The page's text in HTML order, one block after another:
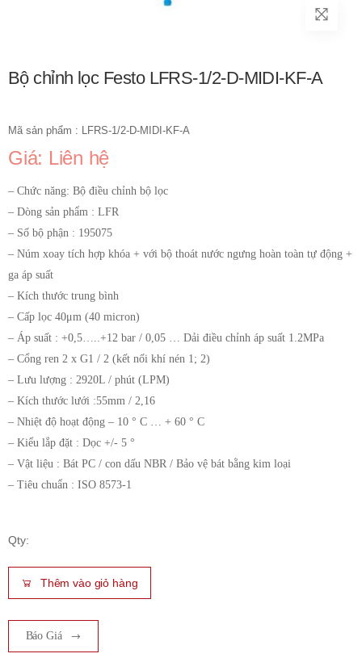
Bộ chỉnh lọc Festo LFRS-1/2-D-MIDI-KF-A
Mã sản phẩm : LFRS-1/2-D-MIDI-KF-A
Giá: Liên hệ
– Chức năng: Bộ điều chỉnh bộ lọc
– Dòng sản phẩm : LFR
– Số bộ phận : 195075
– Núm xoay tích hợp khóa + với bộ thoát nước ngưng hoàn toàn tự động +
ga áp suất
– Kích thước trung bình
– Cấp lọc 40μm (40 micron)
– Áp suất : +0,5…..+12 bar / 0,05 … Dải điều chỉnh áp suất 1.2MPa
– Cổng ren 2 x G1 / 2 (kết nối khí nén 1; 2)
– Lưu lượng : 2920L / phút (LPM)
– Kích thước lưới :55mm / 2,16
– Nhiệt độ hoạt động – 10 ° C … + 60 ° C
– Kiểu lắp đặt : Dọc +/- 5 °
– Vật liệu : Bát PC / con dấu NBR / Bảo vệ bát bằng kim loại
– Tiêu chuẩn : ISO 8573-1
Qty:
Thêm vào giỏ hàng
Báo Giá